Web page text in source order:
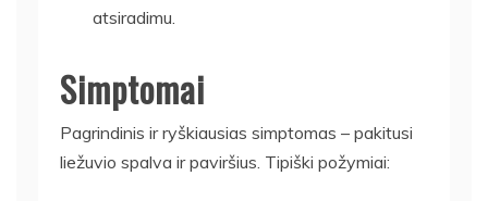
atsiradimu.
Simptomai
Pagrindinis ir ryškiausias simptomas – pakitusi
liežuvio spalva ir paviršius. Tipiški požymiai: